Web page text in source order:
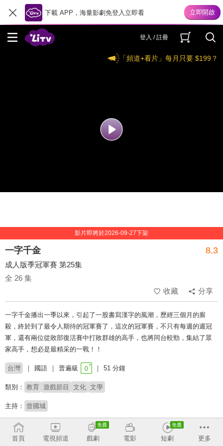
下載 APP，海量影劇免登入立即看
登入 / 註冊
「頻道+看片」每月只要 $199？
影片即將於2026-09-27下架
一字千金 8.3
成人版季冠軍賽 第25集
全 26 集
收藏
分享
一字千金播出一季以來，引起了一股書寫漢字的風潮，歷經三個月的廝
殺，終於到了最令人期待的冠軍賽了，這次的冠軍賽，不只有每週的週冠
軍，還有兩位從敗部復活賽中打敗群雄的高手，也將同台較勁，集結了眾
家高手，想必是最精采的一戰！！
台灣 國語 普遍級 51 分鐘
類別： 教育 遊戲節目 文化 文學
主持： 曾國城
榮獲2015年 第50屆金鐘獎 綜合節目獎。 榮獲2023年 第
58屆金鐘獎 益智及實境節目主持人獎（曾國城）。
首頁 電視頻道 戲劇 電影 短劇 更多